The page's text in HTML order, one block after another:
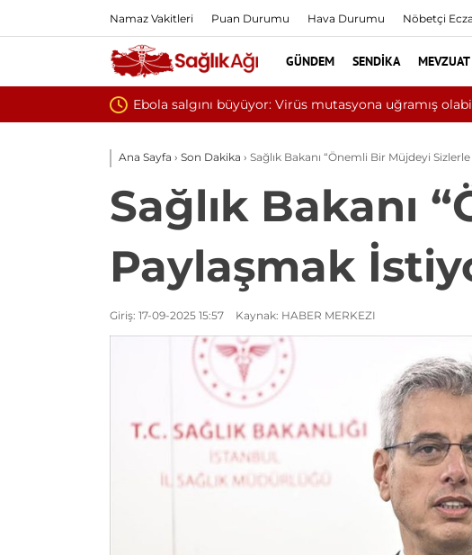
Namaz Vakitleri Puan Durumu Hava Durumu Nöbetçi
GÜNDEM SENDIKA MEVZUAT
uğramış olabilir
Ana Sayfa › Son Dakika › Sağlık Bakanı “Önemli Bir Müjdeyi
Sağlık Bakanı
Paylaşmak
Giriş: 17-09-2025 15:57 Kaynak: HABER MERKEZI